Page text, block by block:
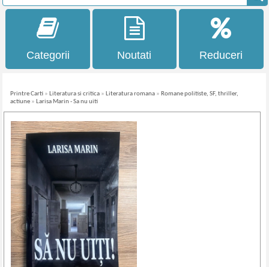
Categorii Noutati Reduceri
Printre Carti » Literatura si critica » Literatura romana » Romane politiste, SF, thriller,
actiune » Larisa Marin - Sa nu uiti